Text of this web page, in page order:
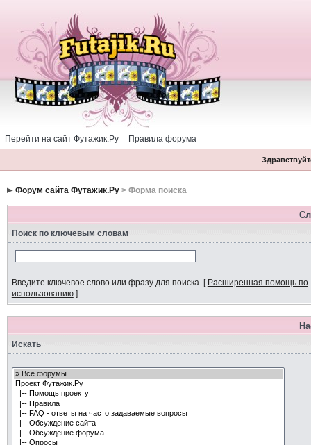
Перейти на сайт Футажик.Ру Правила форума
Форум сайта Футажик.Ру> Форма поиска
Поиск по ключевым словам
Введите ключевое слово или фразу для поиска.[ Расширенная помощь по
использованию]
Искать